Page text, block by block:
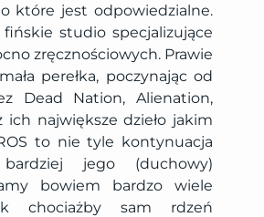
które jest odpowiedzialne.
studio specjalizujące
zręcznościowych. Prawie
perełka, poczynając od
Dead Nation, Alienation,
ich największe dzieło jakim
to nie tyle kontynuacja
jego (duchowy)
bowiem bardzo wiele
chociażby sam rdzeń